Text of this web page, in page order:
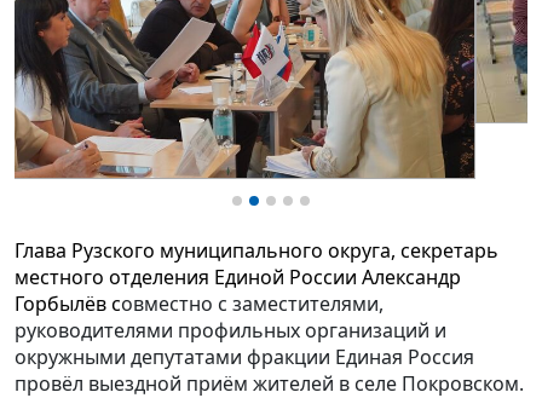
Глава Рузского муниципального округа, секретарь
местного отделения Единой России Александр
Горбылёв совместно с заместителями,
руководителями профильных организаций и
окружными депутатами фракции Единая Россия
провёл выездной приём жителей в селе Покровском.